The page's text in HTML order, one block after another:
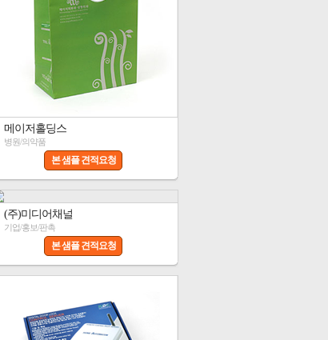
메이저홀딩스
병원/의약품
본 샘플 견적요청
(주)미디어채널
기업/홍보/판촉
본 샘플 견적요청